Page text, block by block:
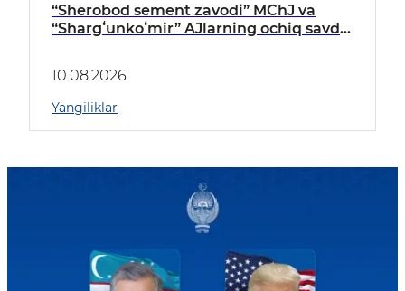
“Sherobod sement zavodi” MChJ va
“Shargʻunkoʻmir” AJlarning ochiq savdo
10.08.2026
Yangiliklar